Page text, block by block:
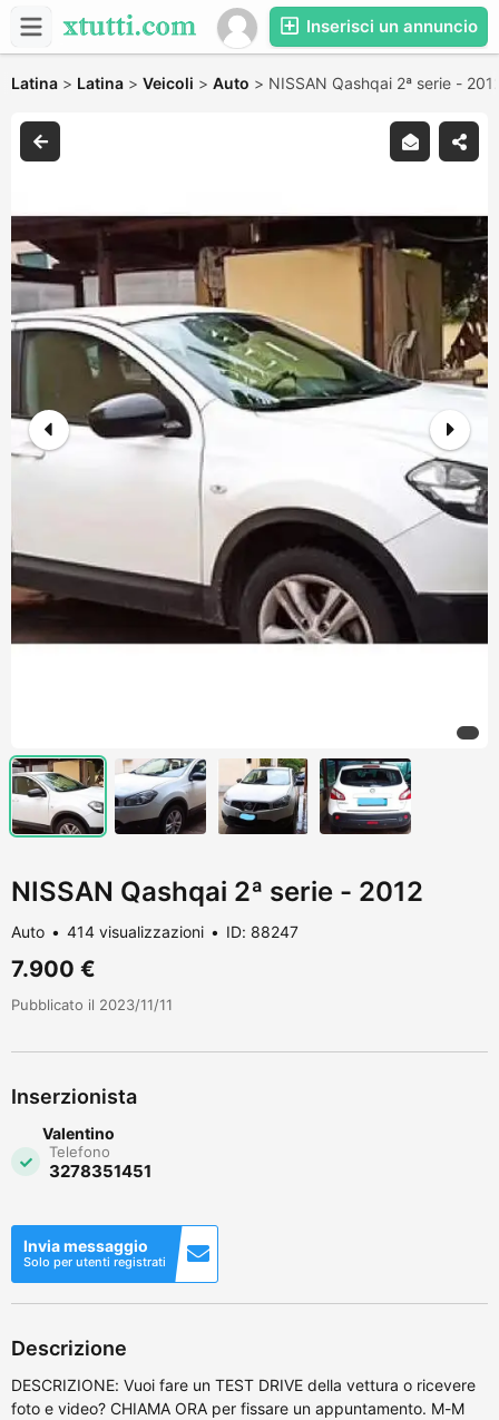
Inserisci un annuncio
Latina > Latina > Veicoli > Auto > NISSAN Qashqai 2ª serie -
NISSAN Qashqai 2ª serie - 2012
Auto 414 visualizzazioni ID: 88247
7.900 €
Pubblicato il 2023/11/11
Inserzionista
Valentino
Telefono
3278351451
Invia messaggio
Solo per utenti registrati
Descrizione
DESCRIZIONE: Vuoi fare un TEST DRIVE della vettura o ricevere
foto e video? CHIAMA ORA per fissare un appuntamento. M-M